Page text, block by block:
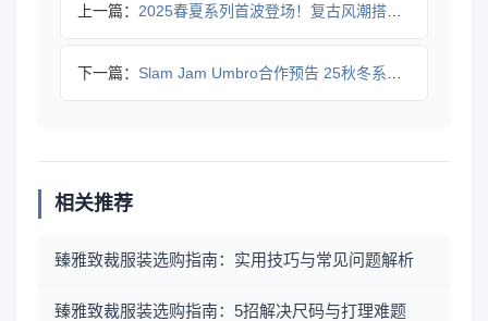
上一篇： 2025春夏系列首波登场！复古风潮搭配科技面料
下一篇： Slam Jam Umbro合作预告 25秋冬系列预览 还有
相关推荐
臻雅致裁服装选购指南：实用技巧与常见问题解析
臻雅致裁服装选购指南：5招解决尺码与打理难题